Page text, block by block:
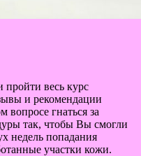
весь курс
и рекомендации
вопросе гнаться за
так, чтобы Вы смогли
недель попадания
участки кожи.